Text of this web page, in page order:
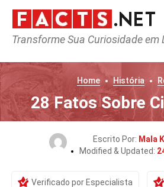
Transforme Sua Curiosidade em
Home História
28 Fatos Sobre
Escrito Por: Mala
Modified & Updated:
Verificado por Especialista